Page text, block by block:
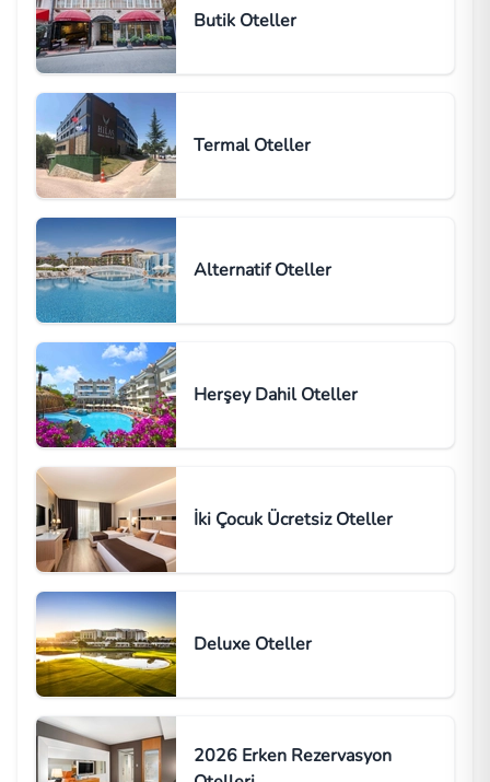
Butik Oteller
Termal Oteller
Alternatif Oteller
Herşey Dahil Oteller
İki Çocuk Ücretsiz Oteller
Deluxe Oteller
2026 Erken Rezervasyon